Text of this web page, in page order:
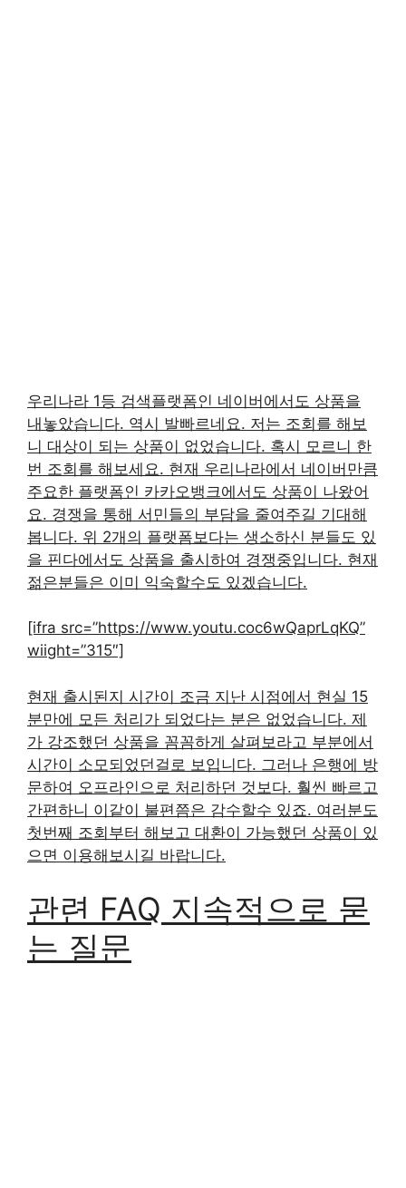
우리나라 1등 검색플랫폼인 네이버에서도 상품을
내놓았습니다. 역시 발빠르네요. 저는 조회를 해보
니 대상이 되는 상품이 없었습니다. 혹시 모르니 한
번 조회를 해보세요. 현재 우리나라에서 네이버만큼
주요한 플랫폼인 카카오뱅크에서도 상품이 나왔어
요. 경쟁을 통해 서민들의 부담을 줄여주길 기대해
봅니다. 위 2개의 플랫폼보다는 생소하신 분들도 있
을 핀다에서도 상품을 출시하여 경쟁중입니다. 현재
젊은분들은 이미 익숙할수도 있겠습니다.
[ifra src=”https://www.youtu.coc6wQaprLqKQ”
wiight=”315″]
현재 출시된지 시간이 조금 지난 시점에서 현실 15
분만에 모든 처리가 되었다는 분은 없었습니다. 제
가 강조했던 상품을 꼼꼼하게 살펴보라고 부분에서
시간이 소모되었던걸로 보입니다. 그러나 은행에 방
문하여 오프라인으로 처리하던 것보다. 훨씬 빠르고
간편하니 이같이 불편쯤은 감수할수 있죠. 여러분도
첫번째 조회부터 해보고 대환이 가능했던 상품이 있
으면 이용해보시길 바랍니다.
관련 FAQ 지속적으로 묻
는 질문